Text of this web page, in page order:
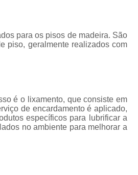
Clareamentos de Pisos
Colocação Assoalho de
Colocação de
Colocação de Piso Laminado
para os pisos de madeira. São
piso, geralmente realizados com
é o lixamento, que consiste em
de encardamento é aplicado,
específicos para lubrificar a
no ambiente para melhorar a